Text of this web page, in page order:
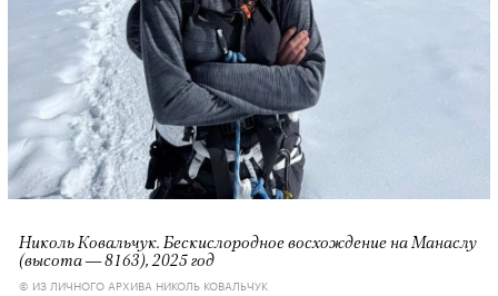
Николь Ковальчук. Бескислородное восхождение на Манаслу
(высота — 8163), 2025 год
© ИЗ ЛИЧНОГО АРХИВА НИКОЛЬ КОВАЛЬЧУК